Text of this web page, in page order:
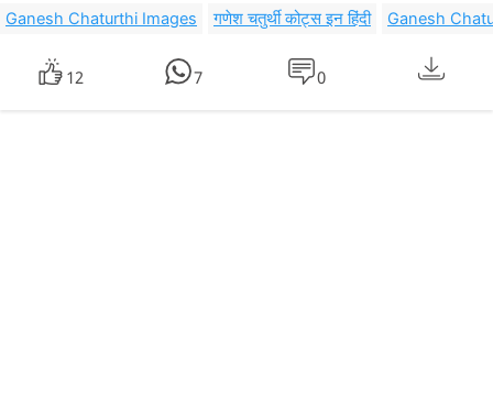
Ganesh Chaturthi Images गणेश चतुर्थी कोट्स इन हिंदी Ganesh
12 7 0